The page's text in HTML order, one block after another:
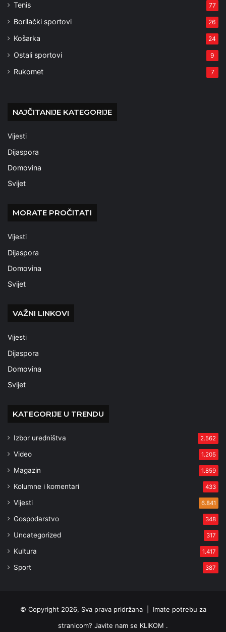
Tenis 77
Borilački sportovi 26
Košarka 24
Ostali sportovi 9
Rukomet 7
NAJČITANIJE KATEGORIJE
Vijesti
Dijaspora
Domovina
Svijet
MORATE PROČITATI
Vijesti
Dijaspora
Domovina
Svijet
VAŽNI LINKOVI
Vijesti
Dijaspora
Domovina
Svijet
KATEGORIJE U TRENDU
Izbor uredništva 2.562
Video 1.205
Magazin 1.859
Kolumne i komentari 433
Vijesti 6.841
Gospodarstvo 348
Uncategorized 317
Kultura 1.417
Sport 387
© Copyright 2026, Sva prava pridržana | Imate potrebu za
stranicom? Javite nam se KLIKOM .